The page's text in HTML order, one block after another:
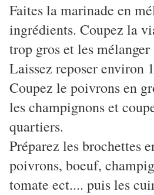
Faites la marinade en
ingrédients. Coupez la
trop gros et les
Laissez reposer environ
Coupez le poivrons en
les champignons et
quartiers.
Préparez les brochettes
poivrons, boeuf,
tomate ect.... puis les